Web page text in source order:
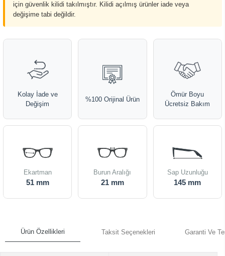
için güvenlik kilidi takılmıştır. Kilidi açılmış ürünler iade veya
değişime tabi değildir.
Kolay İade ve
Değişim
%100 Orijinal Ürün
Ömür Boyu
Ücretsiz Bakım
Ekartman
51 mm
Burun Aralığı
21 mm
Sap Uzunluğu
145 mm
Ürün Özellikleri Taksit Seçenekleri Garanti Ve